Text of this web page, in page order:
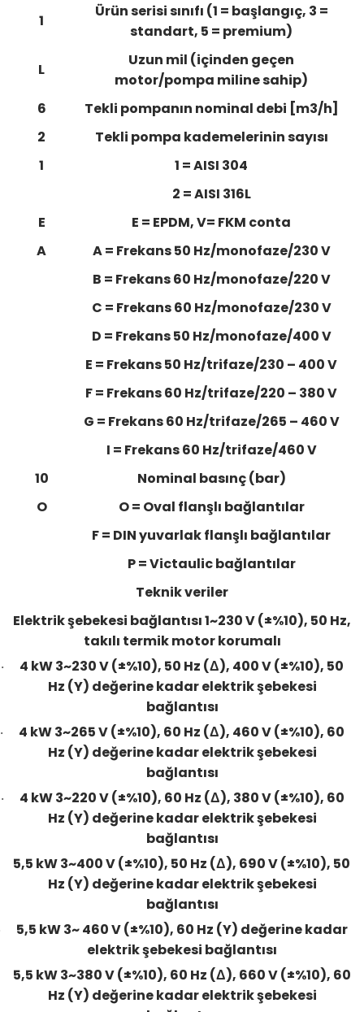
1
Ürün serisi sınıfı (1 = başlangıç, 3 =
standart, 5 = premium)
L
Uzun mil (içinden geçen
motor/pompa miline sahip)
6
Tekli pompanın nominal debi [m3/h]
2
Tekli pompa kademelerinin sayısı
1
1 = AISI 304
2 = AISI 316L
E
E = EPDM, V= FKM conta
A
A = Frekans 50 Hz/monofaze/230 V
B = Frekans 60 Hz/monofaze/220 V
C = Frekans 60 Hz/monofaze/230 V
D = Frekans 50 Hz/monofaze/400 V
E = Frekans 50 Hz/trifaze/230 – 400 V
F = Frekans 60 Hz/trifaze/220 – 380 V
G = Frekans 60 Hz/trifaze/265 – 460 V
I = Frekans 60 Hz/trifaze/460 V
10
Nominal basınç (bar)
O
O = Oval flanşlı bağlantılar
F = DIN yuvarlak flanşlı bağlantılar
P = Victaulic bağlantılar
Teknik veriler
Elektrik şebekesi bağlantısı 1~230 V (±%10), 50 Hz,
takılı termik motor korumalı
·
4 kW 3~230 V (±%10), 50 Hz (Δ), 400 V (±%10), 50
Hz (Y) değerine kadar elektrik şebekesi
bağlantısı
·
4 kW 3~265 V (±%10), 60 Hz (Δ), 460 V (±%10), 60
Hz (Y) değerine kadar elektrik şebekesi
bağlantısı
·
4 kW 3~220 V (±%10), 60 Hz (Δ), 380 V (±%10), 60
Hz (Y) değerine kadar elektrik şebekesi
bağlantısı
5,5 kW 3~400 V (±%10), 50 Hz (Δ), 690 V (±%10), 50
Hz (Y) değerine kadar elektrik şebekesi
bağlantısı
5,5 kW 3~ 460 V (±%10), 60 Hz (Y) değerine kadar
elektrik şebekesi bağlantısı
5,5 kW 3~380 V (±%10), 60 Hz (Δ), 660 V (±%10), 60
Hz (Y) değerine kadar elektrik şebekesi